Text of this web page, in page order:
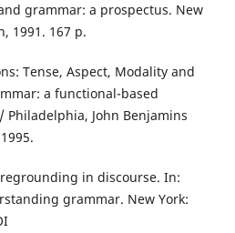
grammar: a prospectus. New
1991. 167 p.
Tense, Aspect, Modality and
a functional-based
John Benjamins
in discourse. In:
grammar. New York: